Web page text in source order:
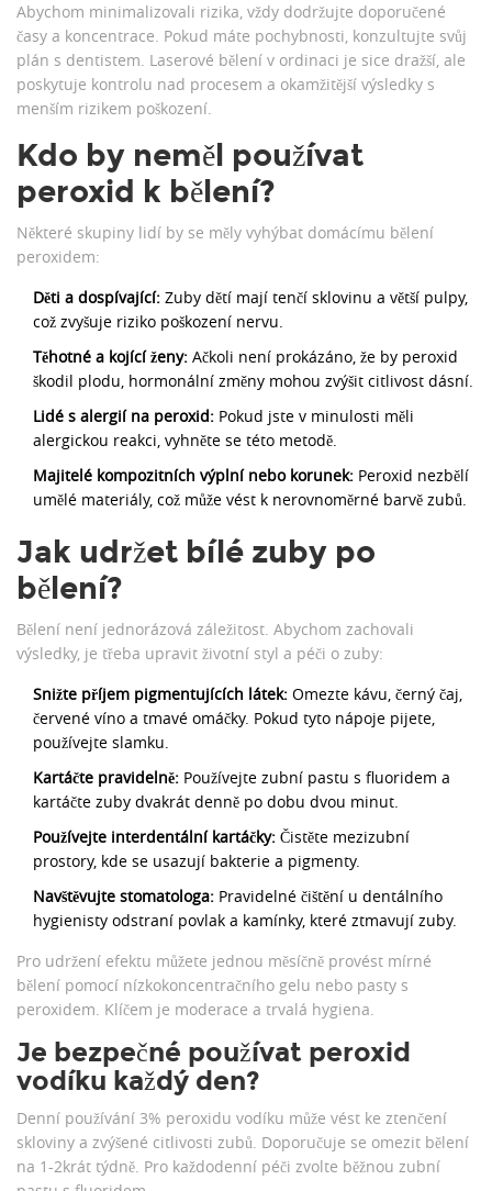
Abychom minimalizovali rizika, vždy dodržujte doporučené
časy a koncentrace. Pokud máte pochybnosti, konzultujte svůj
plán s dentistem. Laserové bělení v ordinaci je sice dražší, ale
poskytuje kontrolu nad procesem a okamžitější výsledky s
menším rizikem poškození.
Kdo by neměl používat
peroxid k bělení?
Některé skupiny lidí by se měly vyhýbat domácímu bělení
peroxidem:
Děti a dospívající: Zuby dětí mají tenčí sklovinu a větší pulpy,
což zvyšuje riziko poškození nervu.
Těhotné a kojící ženy: Ačkoli není prokázáno, že by peroxid
škodil plodu, hormonální změny mohou zvýšit citlivost dásní.
Lidé s alergií na peroxid: Pokud jste v minulosti měli
alergickou reakci, vyhněte se této metodě.
Majitelé kompozitních výplní nebo korunek: Peroxid nezbělí
umělé materiály, což může vést k nerovnoměrné barvě zubů.
Jak udržet bílé zuby po
bělení?
Bělení není jednorázová záležitost. Abychom zachovali
výsledky, je třeba upravit životní styl a péči o zuby:
Snižte příjem pigmentujících látek: Omezte kávu, černý čaj,
červené víno a tmavé omáčky. Pokud tyto nápoje pijete,
používejte slamku.
Kartáčte pravidelně: Používejte zubní pastu s fluoridem a
kartáčte zuby dvakrát denně po dobu dvou minut.
Používejte interdentální kartáčky: Čistěte mezizubní
prostory, kde se usazují bakterie a pigmenty.
Navštěvujte stomatologa: Pravidelné čištění u dentálního
hygienisty odstraní povlak a kamínky, které ztmavují zuby.
Pro udržení efektu můžete jednou měsíčně provést mírné
bělení pomocí nízkokoncentračního gelu nebo pasty s
peroxidem. Klíčem je moderace a trvalá hygiena.
Je bezpečné používat peroxid
vodíku každý den?
Denní používání 3% peroxidu vodíku může vést ke ztenčení
skloviny a zvýšené citlivosti zubů. Doporučuje se omezit bělení
na 1-2krát týdně. Pro každodenní péči zvolte běžnou zubní